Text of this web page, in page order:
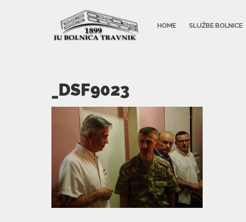
HOME SLUŽBE BOLNICE
_DSF9023